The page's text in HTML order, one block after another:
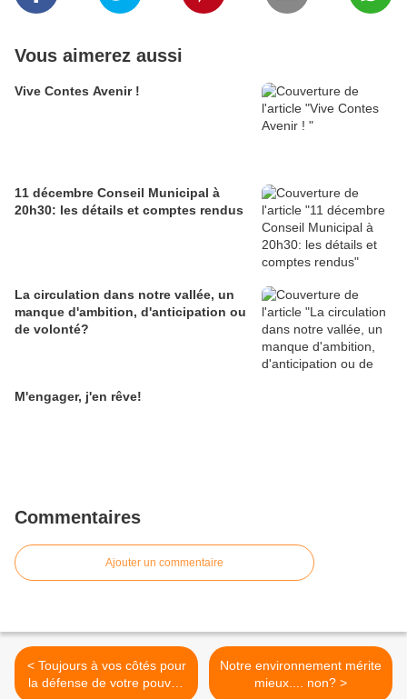
Vous aimerez aussi
Vive Contes Avenir !
11 décembre Conseil Municipal à
20h30: les détails et comptes rendus
La circulation dans notre vallée, un
manque d'ambition, d'anticipation ou
de volonté?
M'engager, j'en rêve!
Commentaires
Ajouter un commentaire
< Toujours à vos côtés pour
la défense de votre pouvoir
Notre environnement mérite
mieux.... non? >